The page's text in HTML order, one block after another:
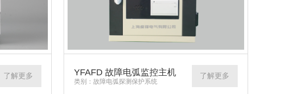
了解更多 YFAFD 故障电弧监控主机
类别：故障电弧探测保护系统
了解更多